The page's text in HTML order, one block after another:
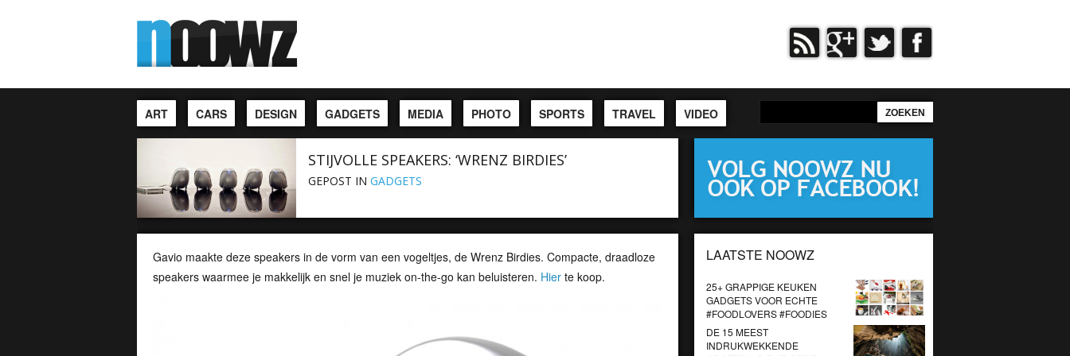
ART CARS DESIGN GADGETS MEDIA PHOTO SPORTS TRAVEL VIDEO
STIJVOLLE SPEAKERS: ‘WRENZ BIRDIES’
GEPOST IN GADGETS
Gavio maakte deze speakers in de vorm van een vogeltjes, de Wrenz Birdies. Compacte, draadloze
speakers waarmee je makkelijk en snel je muziek on-the-go kan beluisteren. Hier te koop.
LAATSTE NOOWZ
25+ GRAPPIGE KEUKEN
GADGETS VOOR ECHTE
#FOODLOVERS #FOODIES
DE 15 MEEST
INDRUKWEKKENDE